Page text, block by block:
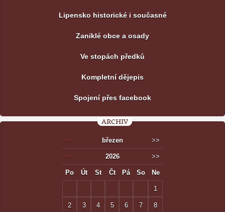
Lipensko historické i současné
Zaniklé obce a osady
Ve stopách předků
Kompletní dějepis
Spojení přes facebook
ARCHIV
<< březen >>
<< 2026 >>
Po Út St Čt Pá So Ne
1
2 3 4 5 6 7 8